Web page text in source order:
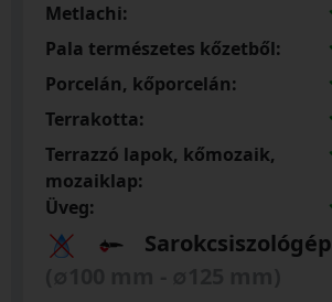
Metlachi:
Pala természetes kőzetből:
Porcelán, kőporcelán:
Terrakotta:
Terrazzó lapok, kőmozaik,
mozaiklap:
Üveg:
Sarokcsiszológép